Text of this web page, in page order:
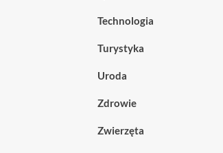
Technologia
Turystyka
Uroda
Zdrowie
Zwierzęta